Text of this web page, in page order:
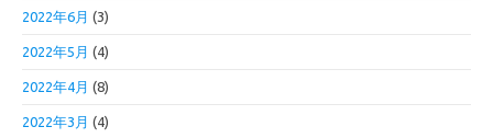
2022年6月 (3)
2022年5月 (4)
2022年4月 (8)
2022年3月 (4)